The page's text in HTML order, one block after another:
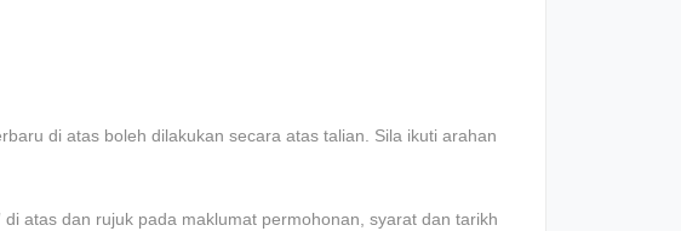
di atas boleh dilakukan secara atas talian. Sila ikuti arahan
di atas dan rujuk pada maklumat permohonan, syarat dan tarikh